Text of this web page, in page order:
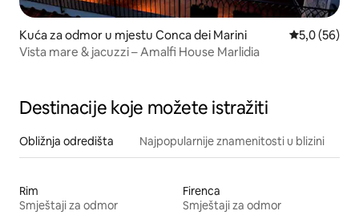
Kuća za odmor u mjestu Conca dei Marini Prosječna
5,0 (56)
Vista mare & jacuzzi – Amalfi House Marlidia
Destinacije koje možete istražiti
Obližnja odredišta Najpopularnije znamenitosti u blizini
Rim
Smještaji za odmor
Firenca
Smještaji za odmor